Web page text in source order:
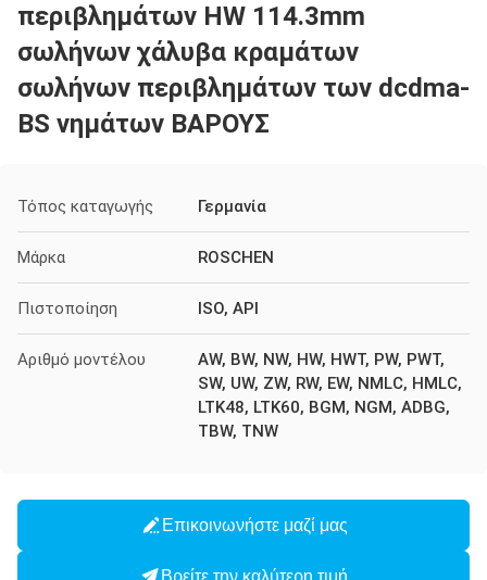
περιβλημάτων HW 114.3mm
σωλήνων χάλυβα κραμάτων
σωλήνων περιβλημάτων των dcdma-
BS νημάτων ΒΑΡΟΥΣ
Τόπος καταγωγής Γερμανία
Μάρκα ROSCHEN
Πιστοποίηση ISO, API
Αριθμό μοντέλου
AW, BW, NW, HW, HWT, PW, PWT,
SW, UW, ZW, RW, EW, NMLC, HMLC,
LTK48, LTK60, BGM, NGM, ADBG,
TBW, TNW
Επικοινωνήστε μαζί μας
Βρείτε την καλύτερη τιμή